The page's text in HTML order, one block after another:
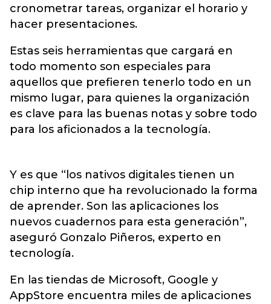
cronometrar tareas, organizar el horario y
hacer presentaciones.
Estas seis herramientas que cargará en
todo momento son especiales para
aquellos que prefieren tenerlo todo en un
mismo lugar, para quienes la organización
es clave para las buenas notas y sobre todo
para los aficionados a la tecnología.
Y es que “los nativos digitales tienen un
chip interno que ha revolucionado la forma
de aprender. Son las aplicaciones los
nuevos cuadernos para esta generación”,
aseguró Gonzalo Piñeros, experto en
tecnología.
En las tiendas de Microsoft, Google y
AppStore encuentra miles de aplicaciones